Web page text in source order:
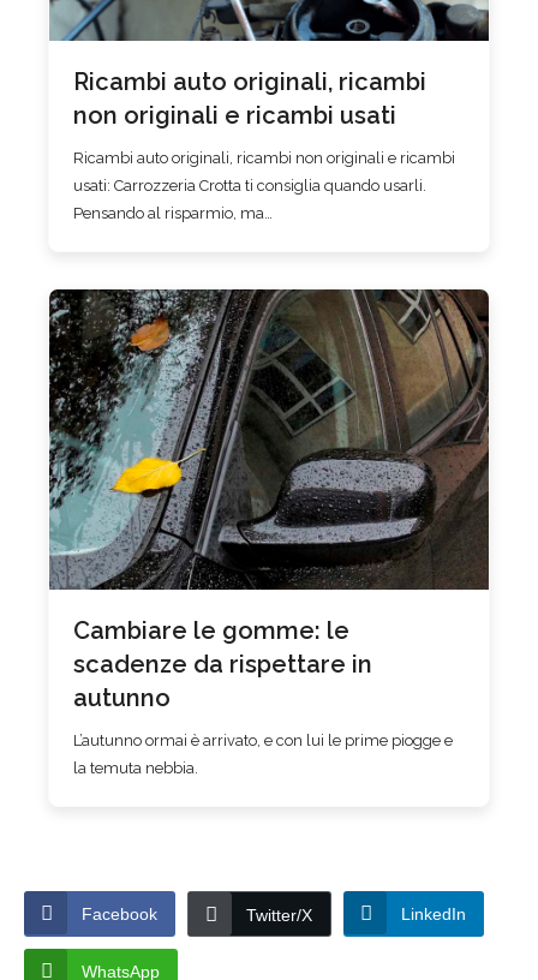
Ricambi auto originali, ricambi
non originali e ricambi usati
Ricambi auto originali, ricambi non originali e ricambi
usati: Carrozzeria Crotta ti consiglia quando usarli.
Pensando al risparmio, ma…
Cambiare le gomme: le
scadenze da rispettare in
autunno
L’autunno ormai è arrivato, e con lui le prime piogge e
la temuta nebbia.
Facebook Twitter/X LinkedIn
WhatsApp